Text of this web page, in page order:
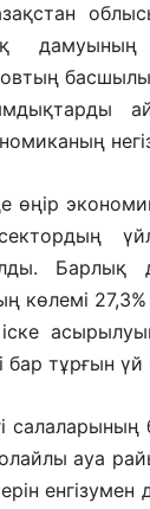
өңір
сектордың
Барлық
көлемі
тұрғын үй
ауа
енгізумен